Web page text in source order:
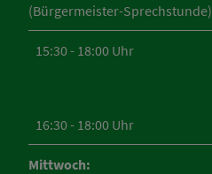
(Bürgermeister-Sprechstunde)
15:30 - 18:00 Uhr
16:30 - 18:00 Uhr
Mittwoch: